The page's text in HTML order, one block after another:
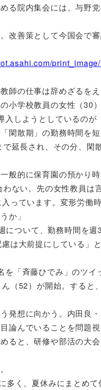
る院内集会には、与野
善策として今国会で審
師の仕事は辞めざるを
小学校教員の女性（30
しようとしているのが
散期」の勤務時間を
延長され、その分、閑
般的に保育園の預かり
ない。先の女性教員は言
っています。変形労働
か」
ついて、勤務時間を週
は大前提にしている」
「斉藤ひでみ」のツイ
（52）が開始。すると
発想に向かう。内田良
論んでいることを問題視
ると、研修や部活の大
多く、夏休みにまとめ